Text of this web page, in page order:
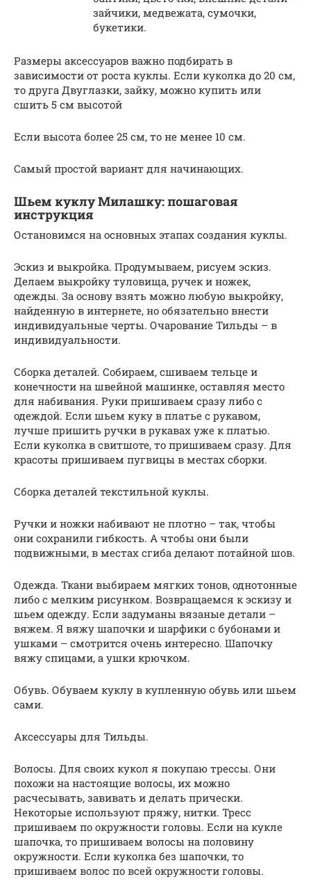
зайчики, медвежата, сумочки,
букетики.
Размеры аксессуаров важно подбирать в
зависимости от роста куклы. Если куколка до 20 см,
то друга Двуглазки, зайку, можно купить или
сшить 5 см высотой
Если высота более 25 см, то не менее 10 см.
Самый простой вариант для начинающих.
Шьем куклу Милашку: пошаговая
инструкция
Остановимся на основных этапах создания куклы.
Эскиз и выкройка. Продумываем, рисуем эскиз.
Делаем выкройку туловища, ручек и ножек,
одежды. За основу взять можно любую выкройку,
найденную в интернете, но обязательно внести
индивидуальные черты. Очарование Тильды – в
индивидуальности.
Сборка деталей. Собираем, сшиваем тельце и
конечности на швейной машинке, оставляя место
для набивания. Руки пришиваем сразу либо с
одеждой. Если шьем куку в платье с рукавом,
лучше пришить ручки в рукавах уже к платью.
Если куколка в свитшоте, то пришиваем сразу. Для
красоты пришиваем пугвицы в местах сборки.
Сборка деталей текстильной куклы.
Ручки и ножки набивают не плотно – так, чтобы
они сохранили гибкость. А чтобы они были
подвижными, в местах сгиба делают потайной шов.
Одежда. Ткани выбираем мягких тонов, однотонные
либо с мелким рисунком. Возвращаемся к эскизу и
шьем одежду. Если задуманы вязаные детали –
вяжем. Я вяжу шапочки и шарфики с бубонами и
ушками – смотрится очень интересно. Шапочку
вяжу спицами, а ушки крючком.
Обувь. Обуваем куклу в купленную обувь или шьем
сами.
Аксессуары для Тильды.
Волосы. Для своих кукол я покупаю трессы. Они
похожи на настоящие волосы, их можно
расчесывать, завивать и делать прически.
Некоторые используют пряжу, нитки. Тресс
пришиваем по окружности головы. Если на кукле
шапочка, то пришиваем волосы на половину
окружности. Если куколка без шапочки, то
пришиваем волос по всей окружности головы.